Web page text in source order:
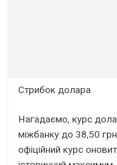
Стрибок долара
Нагадаємо, курс
міжбанку до 38,50
офіційний курс